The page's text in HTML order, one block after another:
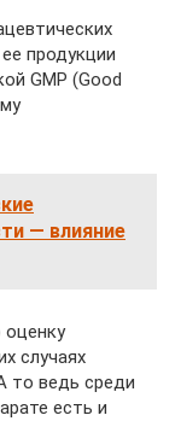
продукции
GMP (Good
— влияние
случаях
то ведь среди
есть и